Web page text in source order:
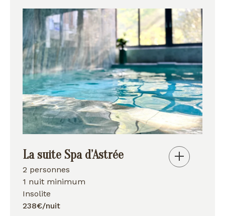
La suite Spa d’Astrée
2 personnes
1 nuit minimum
Insolite
238€/nuit